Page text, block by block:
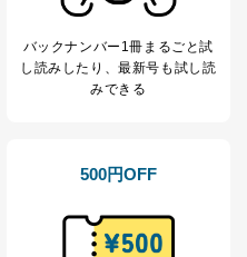
ス、キャンペーン等の広告
サービス利用状況の把握お
の分析のため
合わせ対応、トラブル対
て公表する利用目的達成の
5については保有個人デ
用目的であり、下記4.の
バックナンバー1冊まるごと試
し読み したり、最新号も試し読
みできる
500円OFF